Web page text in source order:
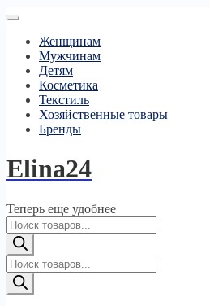
Женщинам
Мужчинам
Детям
Косметика
Текстиль
Хозяйственные товары
Бренды
Elina24
Теперь еще удобнее
Поиск
товаров
Поиск
товаров